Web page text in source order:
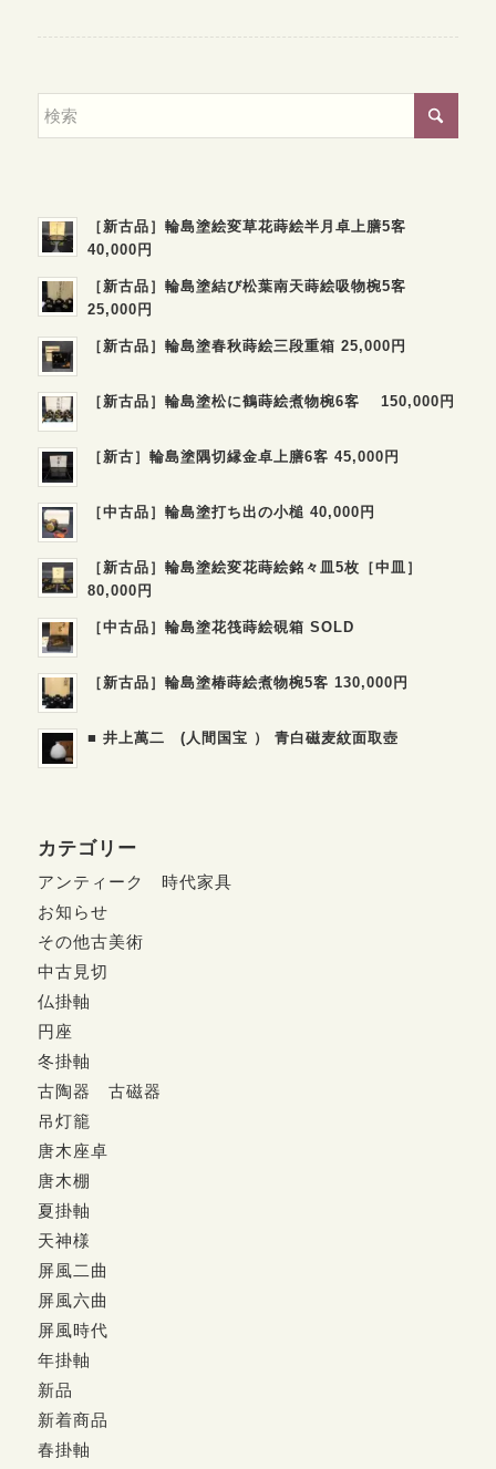
［新古品］輪島塗絵変草花蒔絵半月卓上膳5客
40,000円
［新古品］輪島塗結び松葉南天蒔絵吸物椀5客
25,000円
［新古品］輪島塗春秋蒔絵三段重箱 25,000円
［新古品］輪島塗松に鶴蒔絵煮物椀6客 150,000円
［新古］輪島塗隅切縁金卓上膳6客 45,000円
［中古品］輪島塗打ち出の小槌 40,000円
［新古品］輪島塗絵変花蒔絵銘々皿5枚［中皿］
80,000円
［中古品］輪島塗花筏蒔絵硯箱 SOLD
［新古品］輪島塗椿蒔絵煮物椀5客 130,000円
■ 井上萬二 (人間国宝 ） 青白磁麦紋面取壺
カテゴリー
アンティーク 時代家具
お知らせ
その他古美術
中古見切
仏掛軸
円座
冬掛軸
古陶器 古磁器
吊灯籠
唐木座卓
唐木棚
夏掛軸
天神様
屏風二曲
屏風六曲
屏風時代
年掛軸
新品
新着商品
春掛軸